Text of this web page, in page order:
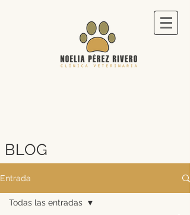
BLOG
Entrada
Todas las entradas